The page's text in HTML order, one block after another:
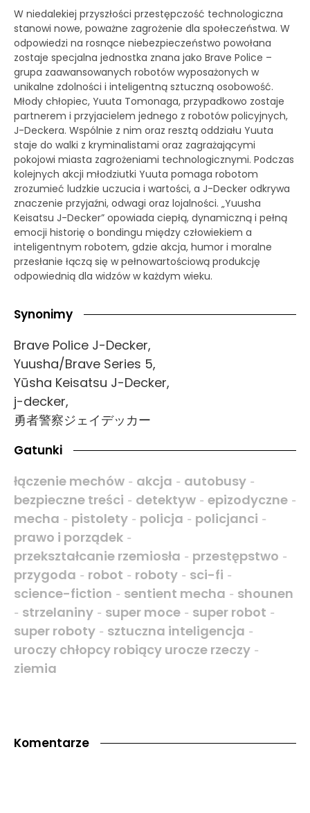
W niedalekiej przyszłości przestępczość technologiczna
stanowi nowe, poważne zagrożenie dla społeczeństwa. W
odpowiedzi na rosnące niebezpieczeństwo powołana
zostaje specjalna jednostka znana jako Brave Police –
grupa zaawansowanych robotów wyposażonych w
unikalne zdolności i inteligentną sztuczną osobowość.
Młody chłopiec, Yuuta Tomonaga, przypadkowo zostaje
partnerem i przyjacielem jednego z robotów policyjnych,
J-Deckera. Wspólnie z nim oraz resztą oddziału Yuuta
staje do walki z kryminalistami oraz zagrażającymi
pokojowi miasta zagrożeniami technologicznymi. Podczas
kolejnych akcji młodziutki Yuuta pomaga robotom
zrozumieć ludzkie uczucia i wartości, a J-Decker odkrywa
znaczenie przyjaźni, odwagi oraz lojalności. „Yuusha
Keisatsu J-Decker” opowiada ciepłą, dynamiczną i pełną
emocji historię o bondingu między człowiekiem a
inteligentnym robotem, gdzie akcja, humor i moralne
przesłanie łączą się w pełnowartościową produkcję
odpowiednią dla widzów w każdym wieku.
Synonimy
Brave Police J-Decker,
Yuusha/Brave Series 5,
Yūsha Keisatsu J-Decker,
j-decker,
勇者警察ジェイデッカー
Gatunki
łączenie mechów - akcja - autobusy -
bezpieczne treści - detektyw - epizodyczne -
mecha - pistolety - policja - policjanci -
prawo i porządek -
przekształcanie rzemiosła - przestępstwo -
przygoda - robot - roboty - sci-fi -
science-fiction - sentient mecha - shounen
- strzelaniny - super moce - super robot -
super roboty - sztuczna inteligencja -
uroczy chłopcy robiący urocze rzeczy -
ziemia
Komentarze